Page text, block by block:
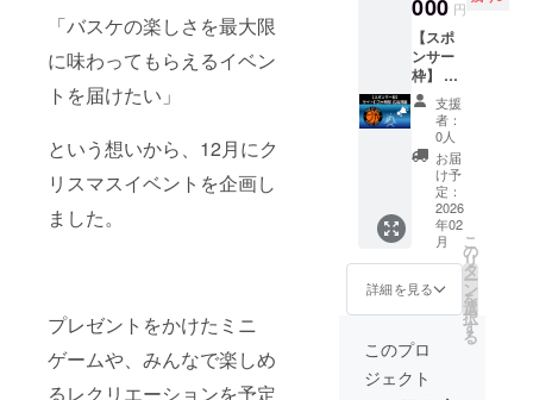
「バスケの楽しさを最大限
に味わってもらえるイベン
トを届けたい」
という想いから、12月にク
リスマスイベントを企画し
ました。
プレゼントをかけたミニ
ゲームや、みんなで楽しめ
るレクリエーションを予定
※掲載期
間は
2025年
11月〜
2026年
1月末日
まで ・
Tシャツ
サイズ
をお選
びくだ
さい。
デザイ
ンは現
時点の
おりま
今後変
メール
にてお
礼メッ
セージ
の送信
をさせ
て頂き
ます。
※このリ
ターン
は2000
円・
5000円
のリ
ターン
なりま
す。
000 円
【スポ
ンサー
枠】 当
スクー
ル公式
サイト
内に、
3ヶ月間
スポン
サーと
して広
告を掲
載致し
ます。
《スポ
ンサー
記事掲
載に関
する規
支援
者：
0人
お届
け予
定：
2026
年02
月
詳細を見る
こ
の
リ
タ
ー
ン
を
選
択
す
る
このプロ
ジェクト